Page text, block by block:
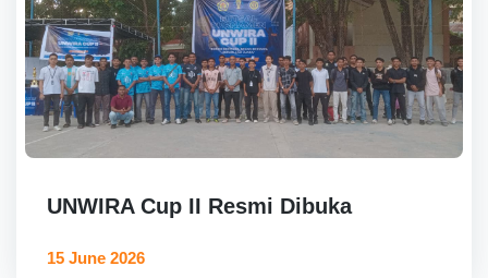
UNWIRA Cup II Resmi Dibuka
15 June 2026